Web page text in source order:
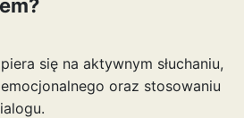
się na aktywnym słuchaniu,
oraz stosowaniu